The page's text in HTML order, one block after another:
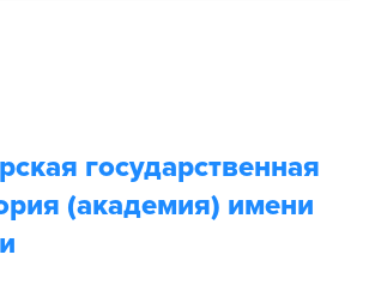
государственная
(академия) имени